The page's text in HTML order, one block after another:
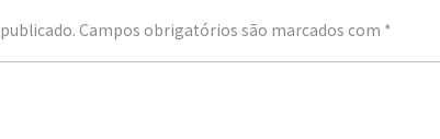
Campos obrigatórios são marcados com *